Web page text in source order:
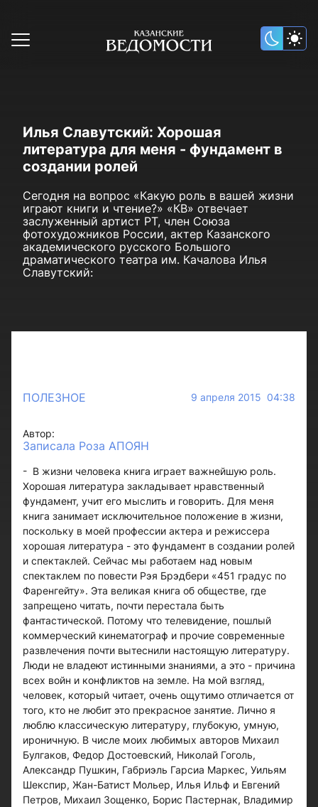
Илья Славутский: Хорошая
литература для меня - фундамент в
создании ролей
Сегодня на вопрос «Какую роль в вашей жизни
играют книги и чтение?» «КВ» отвечает
заслуженный артист РТ, член Союза
фотохудожников России, актер Казанского
академического русского Большого
драматического театра им. Качалова Илья
Славутский:
ПОЛЕЗНОЕ 9 апреля 2015 04:38
Автор:
Записала Роза АПОЯН
- В жизни человека книга играет важнейшую роль.
Хорошая литература закладывает нравственный
фундамент, учит его мыслить и говорить. Для меня
книга занимает исключительное положение в жизни,
поскольку в моей профессии актера и режиссера
хорошая литература - это фундамент в создании ролей
и спектаклей. Сейчас мы работаем над новым
спектаклем по повести Рэя Брэдбери «451 градус по
Фаренгейту». Эта великая книга об обществе, где
запрещено читать, почти перестала быть
фантастической. Потому что телевидение, пошлый
коммерческий кинематограф и прочие современные
развлечения почти вытеснили настоящую литературу.
Люди не владеют истинными знаниями, а это - причина
всех войн и конфликтов на земле. На мой взгляд,
человек, который читает, очень ощутимо отличается от
того, кто не любит это прекрасное занятие. Лично я
люблю классическую литературу, глубокую, умную,
ироничную. В числе моих любимых авторов Михаил
Булгаков, Федор Достоевский, Николай Гоголь,
Александр Пушкин, Габриэль Гарсиа Маркес, Уильям
Шекспир, Жан-Батист Мольер, Илья Ильф и Евгений
Петров, Михаил Зощенко, Борис Пастернак, Владимир